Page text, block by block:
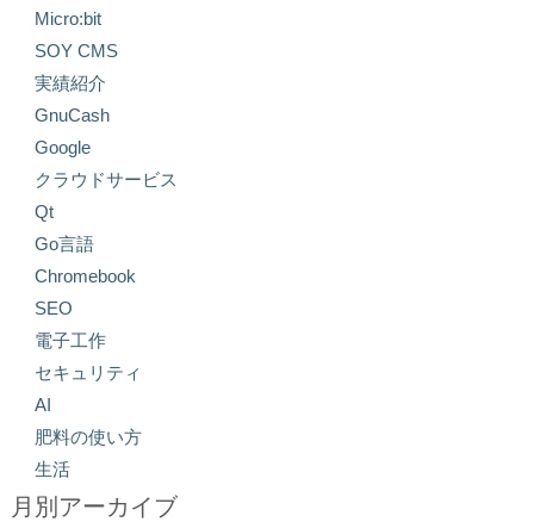
Micro:bit
SOY CMS
実績紹介
GnuCash
Google
クラウドサービス
Qt
Go言語
Chromebook
SEO
電子工作
セキュリティ
AI
肥料の使い方
生活
月別アーカイブ